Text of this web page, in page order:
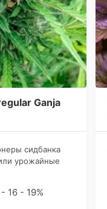
Ganja
сидбанка
урожайные
16 - 19%